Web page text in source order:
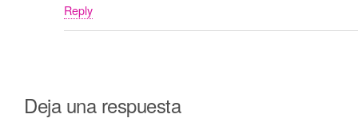
Reply
Deja una respuesta